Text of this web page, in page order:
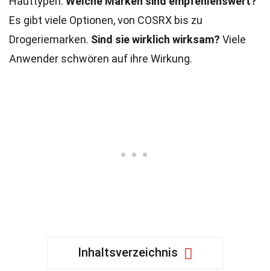
Es gibt viele Optionen, von COSRX bis zu
Drogeriemarken. Sind sie wirklich wirksam? Viele
Anwender schwören auf ihre Wirkung.
Inhaltsverzeichnis